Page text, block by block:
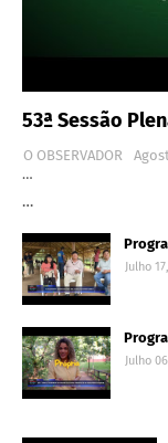
53ª Sessão
O OBSERVADOR
…
…
Julho
Julho